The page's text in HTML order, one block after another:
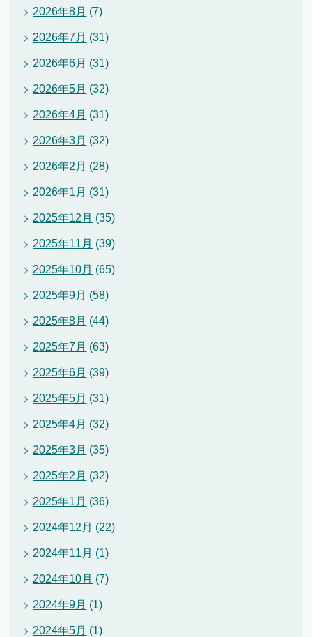
2026年8月 (7)
2026年7月 (31)
2026年6月 (31)
2026年5月 (32)
2026年4月 (31)
2026年3月 (32)
2026年2月 (28)
2026年1月 (31)
2025年12月 (35)
2025年11月 (39)
2025年10月 (65)
2025年9月 (58)
2025年8月 (44)
2025年7月 (63)
2025年6月 (39)
2025年5月 (31)
2025年4月 (32)
2025年3月 (35)
2025年2月 (32)
2025年1月 (36)
2024年12月 (22)
2024年11月 (1)
2024年10月 (7)
2024年9月 (1)
2024年5月 (1)